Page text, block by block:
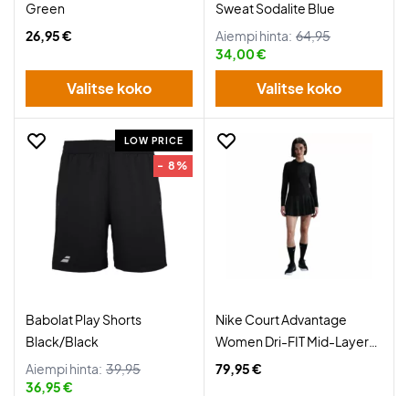
Green
26,95 €
Valitse koko
Sweat Sodalite Blue
Aiempi hinta: 64,95
34,00 €
Valitse koko
LOW PRICE
- 8%
Babolat Play Shorts
Black/Black
Aiempi hinta: 39,95
36,95 €
Nike Court Advantage
Women Dri-FIT Mid-Layer
Top Black
79,95 €